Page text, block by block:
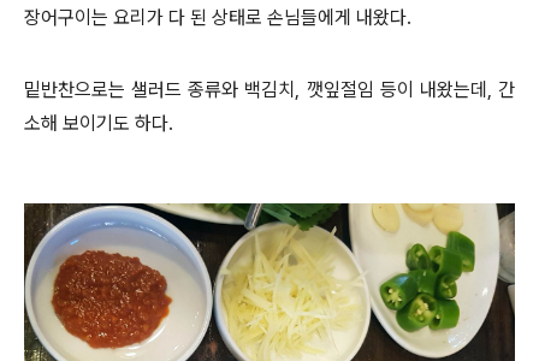
장어구이는 요리가 다 된 상태로 손님들에게 내왔다.
밑반찬으로는 샐러드 종류와 백김치, 깻잎절임 등이 내왔는데, 간
소해 보이기도 하다.